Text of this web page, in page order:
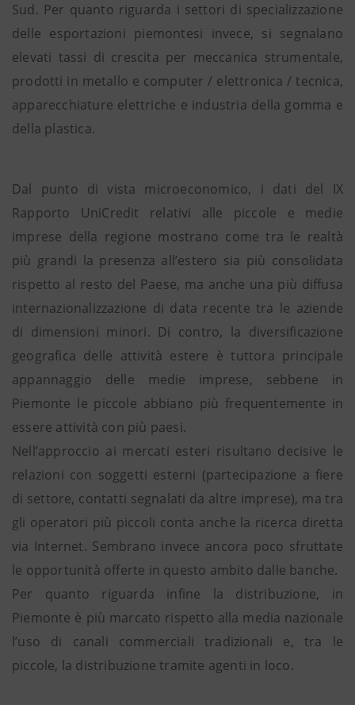
Sud. Per quanto riguarda i settori di specializzazione
delle esportazioni piemontesi invece, si segnalano
elevati tassi di crescita per meccanica strumentale,
prodotti in metallo e computer / elettronica / tecnica,
apparecchiature elettriche e industria della gomma e
della plastica.
Dal punto di vista microeconomico, i dati del IX
Rapporto UniCredit relativi alle piccole e medie
imprese della regione mostrano come tra le realtà
più grandi la presenza all’estero sia più consolidata
rispetto al resto del Paese, ma anche una più diffusa
internazionalizzazione di data recente tra le aziende
di dimensioni minori. Di contro, la diversificazione
geografica delle attività estere è tuttora principale
appannaggio delle medie imprese, sebbene in
Piemonte le piccole abbiano più frequentemente in
essere attività con più paesi.
Nell’approccio ai mercati esteri risultano decisive le
relazioni con soggetti esterni (partecipazione a fiere
di settore, contatti segnalati da altre imprese), ma tra
gli operatori più piccoli conta anche la ricerca diretta
via Internet. Sembrano invece ancora poco sfruttate
le opportunità offerte in questo ambito dalle banche.
Per quanto riguarda infine la distribuzione, in
Piemonte è più marcato rispetto alla media nazionale
l’uso di canali commerciali tradizionali e, tra le
piccole, la distribuzione tramite agenti in loco.